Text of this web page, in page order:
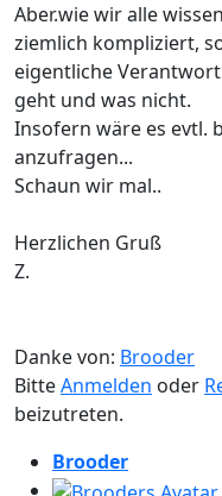
Aber.wie wir alle
ziemlich kompliziert,
eigentliche
geht und was nicht.
Insofern wäre es evtl.
anzufragen...
Schaun wir mal..
Herzlichen Gruß
Z.
Danke von: Brooder
BitteAnmelden oder
beizutreten.
Brooder